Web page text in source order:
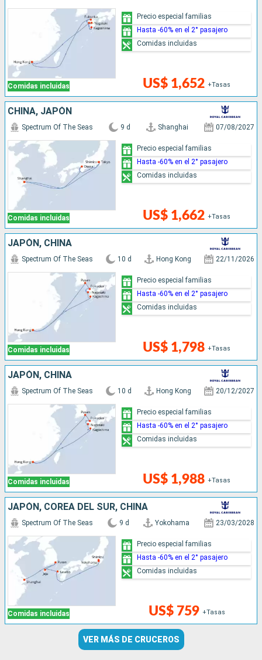
Comidas incluidas US$ 1,652 +Tasas
Precio especial familias
Hasta -60% en el 2° pasajero
Comidas incluidas
CHINA, JAPÓN
Comidas incluidas
Spectrum Of The Seas 9 d Shanghai 07/08/2027
US$ 1,662 +Tasas
Precio especial familias
Hasta -60% en el 2° pasajero
Comidas incluidas
JAPÓN, CHINA
Comidas incluidas
Spectrum Of The Seas 10 d Hong Kong 22/11/2026
US$ 1,798 +Tasas
Precio especial familias
Hasta -60% en el 2° pasajero
Comidas incluidas
JAPÓN, CHINA
Comidas incluidas
Spectrum Of The Seas 10 d Hong Kong 20/12/2027
US$ 1,988 +Tasas
Precio especial familias
Hasta -60% en el 2° pasajero
Comidas incluidas
JAPÓN, COREA DEL SUR, CHINA
Comidas incluidas
Spectrum Of The Seas 9 d Yokohama 23/03/2028
US$ 759 +Tasas
Precio especial familias
Hasta -60% en el 2° pasajero
Comidas incluidas
VER MÁS DE CRUCEROS